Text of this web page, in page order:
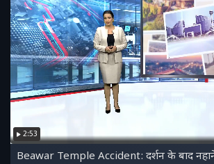
2:53
Beawar Temple Accident: दर्शन के बाद